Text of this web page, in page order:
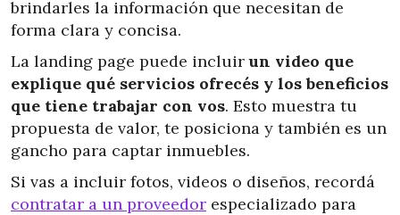
brindarles la información que necesitan de
forma clara y concisa.
La landing page puede incluirun video que
explique qué servicios ofrecés y los beneficios
que tiene trabajar con vos. Esto muestra tu
propuesta de valor, te posiciona y también es un
gancho para captar inmuebles.
Si vas a incluir fotos, videos o diseños, recordá
contratar a un proveedor especializado para